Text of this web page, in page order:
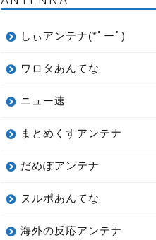
しぃアンテナ(*ﾟーﾟ)
ワロタあんてな
ニュー速
まとめくすアンテナ
だめぽアンテナ
ヌルポあんてな
海外の反応アンテナ